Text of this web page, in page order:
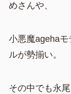
めさんや、
小悪魔ageha
ルが勢揃い。
その中でも永